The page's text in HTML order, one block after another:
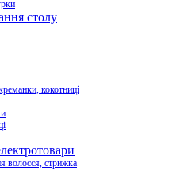
столу
кокотниці
волосся, стрижка